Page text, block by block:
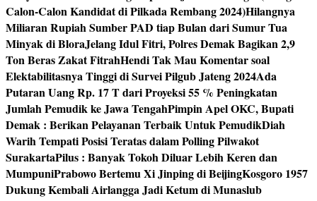
Calon-Calon Kandidat di Pilkada Rembang 2024)Hilangnya
Miliaran Rupiah Sumber PAD tiap Bulan dari Sumur Tua
Minyak di BloraJelang Idul Fitri, Polres Demak Bagikan 2,9
Ton Beras Zakat FitrahHendi Tak Mau Komentar soal
Elektabilitasnya Tinggi di Survei Pilgub Jateng 2024Ada
Putaran Uang Rp. 17 T dari Proyeksi 55 % Peningkatan
Jumlah Pemudik ke Jawa TengahPimpin Apel OKC, Bupati
Demak : Berikan Pelayanan Terbaik Untuk PemudikDiah
Warih Tempati Posisi Teratas dalam Polling Pilwakot
SurakartaPilus : Banyak Tokoh Diluar Lebih Keren dan
MumpuniPrabowo Bertemu Xi Jinping di BeijingKosgoro 1957
Dukung Kembali Airlangga Jadi Ketum di Munaslub